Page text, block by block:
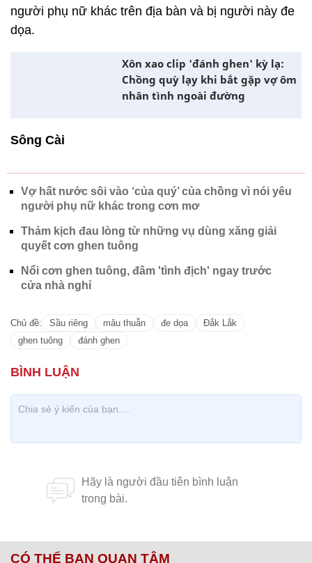
người phụ nữ khác trên địa bàn và bị người này đe
dọa.
Xôn xao clip 'đánh ghen' kỳ lạ:
Chồng quỳ lạy khi bắt gặp vợ ôm
nhân tình ngoài đường
Sông Cài
Vợ hất nước sôi vào ‘của quý’ của chồng vì nói yêu
người phụ nữ khác trong cơn mơ
Thảm kịch đau lòng từ những vụ dùng xăng giải
quyết cơn ghen tuông
Nổi cơn ghen tuông, đâm 'tình địch' ngay trước
cửa nhà nghỉ
Chủ đề: Sầu riêng mâu thuẫn đe dọa
Đắk Lắk
ghen tuông
đánh ghen
CÓ THỂ BẠN QUAN TÂM